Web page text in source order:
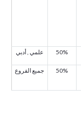
50% علمي , أدبي
50% جميع الفروع